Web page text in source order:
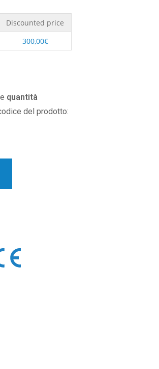
Discounted price
300,00€
quantità
del prodotto: